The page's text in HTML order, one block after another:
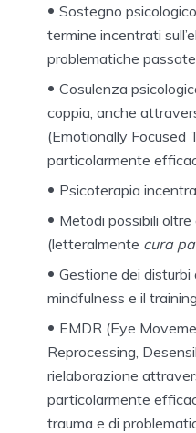
Sostegno
termine incentrati
problematiche
Cosulenza
coppia, anche
(Emotionally Focused
particolarmente
Psicoterapia
Metodi possibili oltre
(letteralmente cura
Gestione dei disturbi
mindfulness e il
EMDR (Eye
Reprocessing,
rielaborazione
particolarmente
trauma e di